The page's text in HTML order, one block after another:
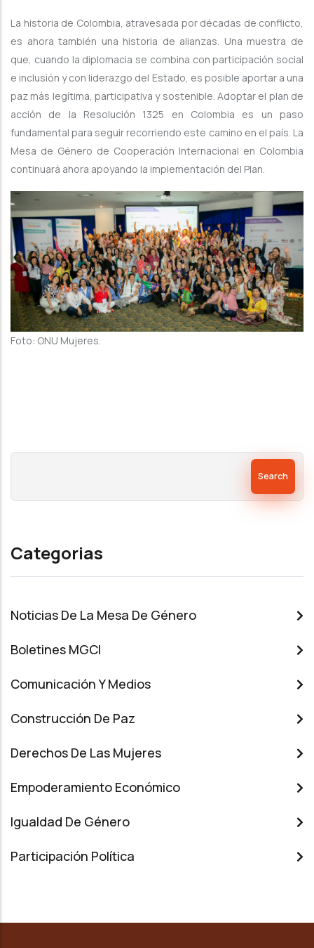
La historia de Colombia, atravesada por décadas de conflicto,
es ahora también una historia de alianzas. Una muestra de
que, cuando la diplomacia se combina con participación social
e inclusión y con liderazgo del Estado, es posible aportar a una
paz más legítima, participativa y sostenible. Adoptar el plan de
acción de la Resolución 1325 en Colombia es un paso
fundamental para seguir recorriendo este camino en el país. La
Mesa de Género de Cooperación Internacional en Colombia
continuará ahora apoyando la implementación del Plan.
Foto: ONU Mujeres.
Categorias
Noticias De La Mesa De Género
Boletines MGCI
Comunicación Y Medios
Construcción De Paz
Derechos De Las Mujeres
Empoderamiento Económico
Igualdad De Género
Participación Política